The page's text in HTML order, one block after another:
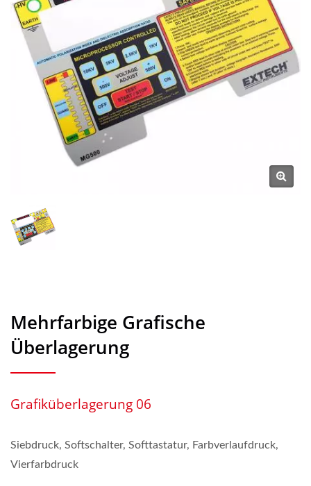
Mehrfarbige Grafische
Überlagerung
Grafiküberlagerung 06
Siebdruck, Softschalter, Softtastatur, Farbverlaufdruck,
Vierfarbdruck